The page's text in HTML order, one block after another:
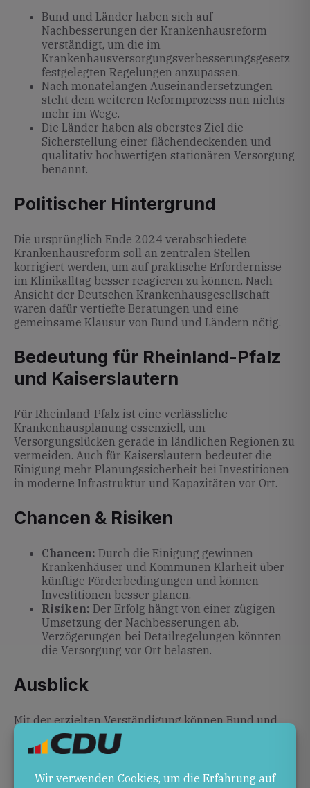
Bund und Länder haben sich auf
Nachbesserungen der Krankenhausreform
verständigt, um die im
Krankenhausversorgungsverbesserungsgesetz
festgelegten Regelungen anzupassen.
Nach monatelangen Auseinandersetzungen
steht dem weiteren Reformprozess nun nichts
mehr im Wege.
Die Länder haben als oberstes Ziel die
Sicherstellung einer flächendeckenden und
qualitativ hochwertigen stationären Versorgung
benannt.
Politischer Hintergrund
Die ursprünglich Ende 2024 verabschiedete
Krankenhausreform soll an zentralen Stellen
korrigiert werden, um auf praktische Erfordernisse
im Klinikalltag besser reagieren zu können. Nach
Ansicht der Deutschen Krankenhausgesellschaft
waren dafür vertiefte Beratungen und eine
gemeinsame Klausur von Bund und Ländern nötig.
Bedeutung für Rheinland-Pfalz
und Kaiserslautern
Für Rheinland-Pfalz ist eine verlässliche
Krankenhausplanung essenziell, um
Versorgungslücken gerade in ländlichen Regionen zu
vermeiden. Auch für Kaiserslautern bedeutet die
Einigung mehr Planungssicherheit bei Investitionen
in moderne Infrastruktur und Kapazitäten vor Ort.
Chancen & Risiken
Chancen: Durch die Einigung gewinnen
Krankenhäuser und Kommunen Klarheit über
künftige Förderbedingungen und können
Investitionen besser planen.
Risiken: Der Erfolg hängt von einer zügigen
Umsetzung der Nachbesserungen ab.
Verzögerungen bei Detailregelungen könnten
die Versorgung vor Ort belasten.
Ausblick
Mit der erzielten Verständigung können Bund und
Länder nun einen konkreten Fahrplan für die
Umsetzung der Nachbesserungen entwickeln. Das
die angestrebte Qualitäts- und Versorgungsstärkung